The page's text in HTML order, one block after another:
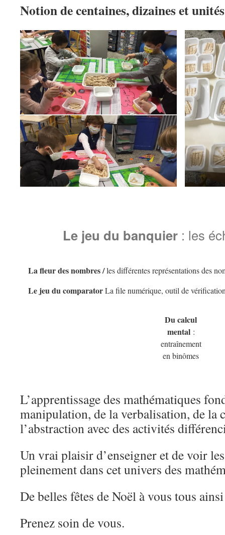
Notion de centaines, dizaines et unités
Le jeu du banquier : les
La fleur des nombres /les différentes représentations des
Le jeu du comparatorLa file numérique, outil de
Du calcul
mental:
entraînement
en binômes
L’apprentissage des mathématiques
manipulation, de la verbalisation, de la
l’abstraction avec des activités
Un vrai plaisir d’enseigner et de voir
pleinement dans cet univers des
De belles fêtes de Noël à vous tous
Prenez soin de vous.